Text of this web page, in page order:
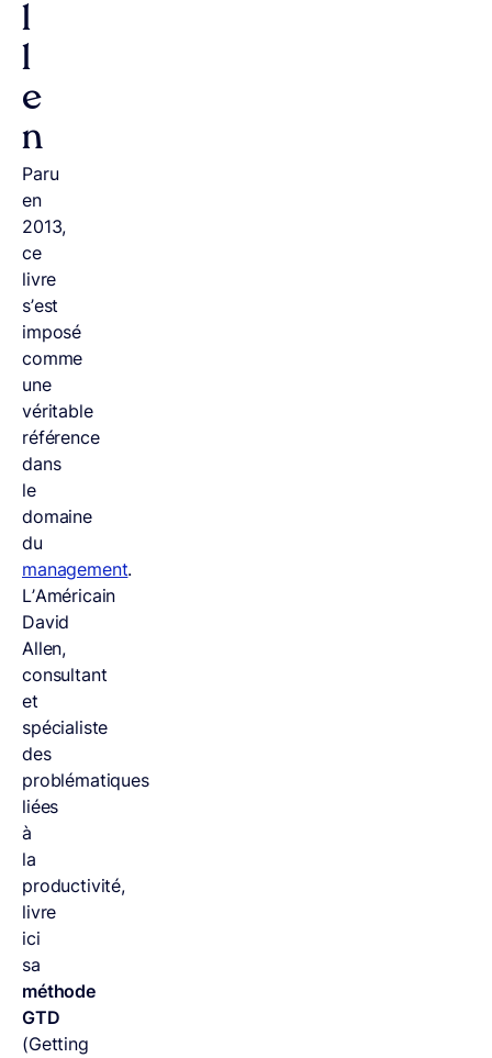
l
l
e
n
Paru
en
2013,
ce
livre
s’est
imposé
comme
une
véritable
référence
dans
le
domaine
du
management.
L’Américain
David
Allen,
consultant
et
spécialiste
des
problématiques
liées
à
la
productivité,
livre
ici
sa
méthode
GTD
(Getting